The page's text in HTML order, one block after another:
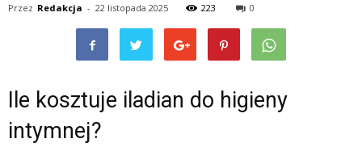
Przez Redakcja - 22 listopada 2025 223 0
Ile kosztuje iladian do higieny
intymnej?